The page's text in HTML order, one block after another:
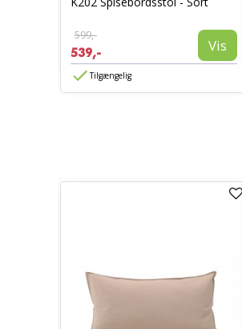
599,-
539,- Vis
Tilgængelig